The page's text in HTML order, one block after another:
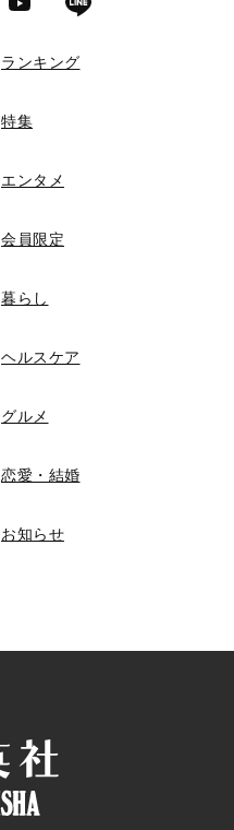
ランキング
特集
エンタメ
会員限定
暮らし
ヘルスケア
グルメ
恋愛・結婚
お知らせ